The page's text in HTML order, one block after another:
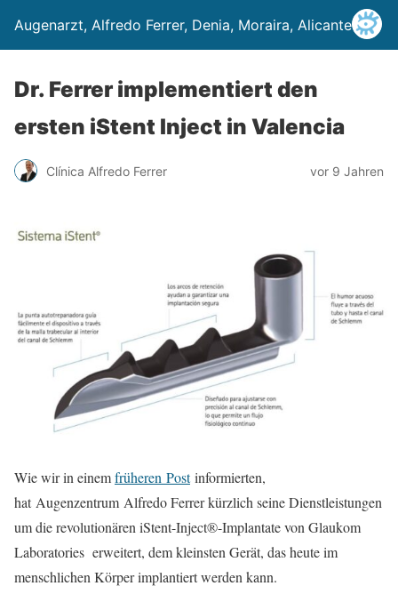
Augenarzt, Alfredo Ferrer, Denia, Moraira, Alicante
Dr. Ferrer implementiert den
ersten iStent Inject in Valencia
Clínica Alfredo Ferrer vor 9 Jahren
Wie wir in einemfrüheren Postinformierten,
hat Augenzentrum Alfredo Ferrer kürzlich seine Dienstleistungen
um die revolutionären iStent-Inject®-Implantate von Glaukom
Laboratories erweitert, dem kleinsten Gerät, das heute im
menschlichen Körper implantiert werden kann.